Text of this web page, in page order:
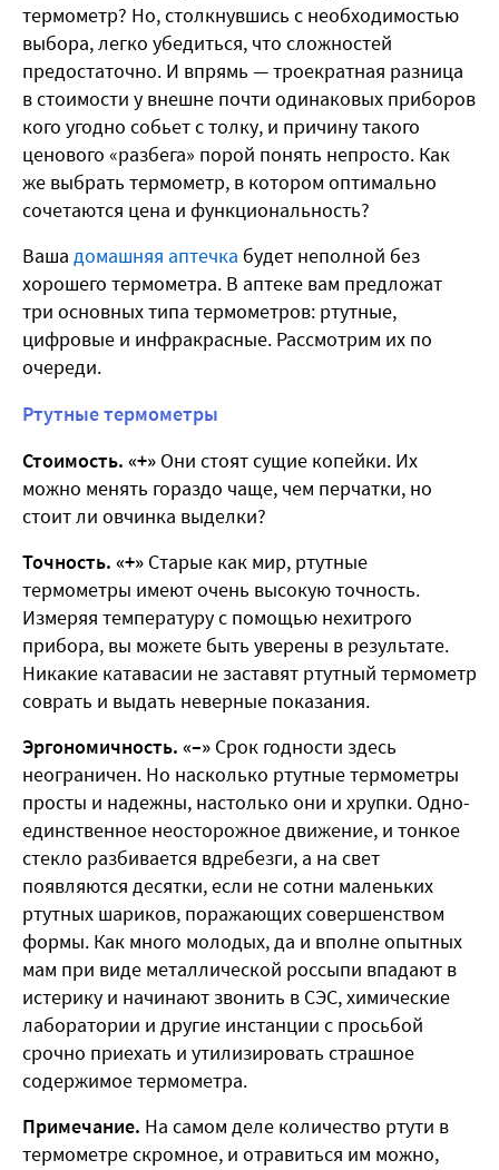
термометр? Но, столкнувшись с необходимостью
выбора, легко убедиться, что сложностей
предостаточно. И впрямь — троекратная разница
в стоимости у внешне почти одинаковых приборов
кого угодно собьет с толку, и причину такого
ценового «разбега» порой понять непросто. Как
же выбрать термометр, в котором оптимально
сочетаются цена и функциональность?
Ваша домашняя аптечка будет неполной без
хорошего термометра. В аптеке вам предложат
три основных типа термометров: ртутные,
цифровые и инфракрасные. Рассмотрим их по
очереди.
Ртутные термометры
Стоимость. «+» Они стоят сущие копейки. Их
можно менять гораздо чаще, чем перчатки, но
стоит ли овчинка выделки?
Точность. «+» Старые как мир, ртутные
термометры имеют очень высокую точность.
Измеряя температуру с помощью нехитрого
прибора, вы можете быть уверены в результате.
Никакие катавасии не заставят ртутный термометр
соврать и выдать неверные показания.
Эргономичность. «–» Срок годности здесь
неограничен. Но насколько ртутные термометры
просты и надежны, настолько они и хрупки. Одно-
единственное неосторожное движение, и тонкое
стекло разбивается вдребезги, а на свет
появляются десятки, если не сотни маленьких
ртутных шариков, поражающих совершенством
формы. Как много молодых, да и вполне опытных
мам при виде металлической россыпи впадают в
истерику и начинают звонить в СЭС, химические
лаборатории и другие инстанции с просьбой
срочно приехать и утилизировать страшное
содержимое термометра.
Примечание. На самом деле количество ртути в
термометре скромное, и отравиться им можно,